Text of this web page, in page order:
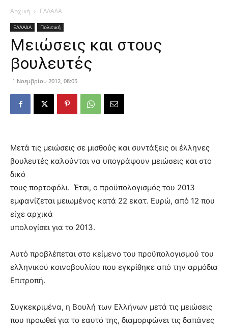
Αρχική ΕΛΛΑΔΑ
ΕΛΛΑΔΑ Πολιτική
Μειώσεις και στους
βουλευτές
1 Νοεμβρίου 2012, 08:05
Μετά τις μειώσεις σε μισθούς και συντάξεις οι έλληνες
βουλευτές καλούνται να υπογράψουν μειώσεις και στο
δικό
τους πορτοφόλι. Έτσι, ο προϋπολογισμός του 2013
εμφανίζεται μειωμένος κατά 22 εκατ. Ευρώ, από 12 που
είχε αρχικά
υπολογίσει για το 2013.
Αυτό προβλέπεται στο κείμενο του προϋπολογισμού του
ελληνικού κοινοβουλίου που εγκρίθηκε από την αρμόδια
Επιτροπή.
Συγκεκριμένα, η Βουλή των Ελλήνων μετά τις μειώσεις
που προωθεί για το εαυτό της, διαμορφώνει τις δαπάνες